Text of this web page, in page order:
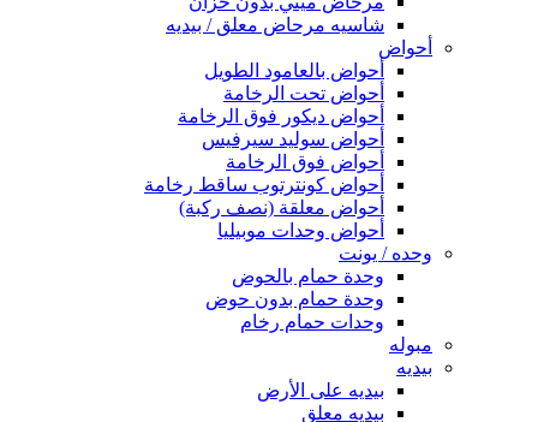
شاسيه مرحاض معلق / بيديه
أحواض
أحواض بالعامود الطويل
أحواض تحت الرخامة
أحواض ديكور فوق الرخامة
أحواض سوليد سيرفيس
أحواض فوق الرخامة
أحواض كونترتوب ساقط رخامة
أحواض معلقة (نصف ركبة)
أحواض وحدات موبيليا
وحده / يونت
وحدة حمام بالحوض
وحدة حمام بدون حوض
وحدات حمام رخام
مبوله
بيديه
بيديه على الأرض
بيديه معلق